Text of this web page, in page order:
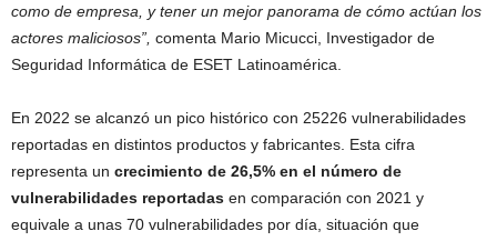
como de empresa, y tener un mejor panorama de cómo actúan los
actores maliciosos”, comenta Mario Micucci, Investigador de
Seguridad Informática de ESET Latinoamérica.
En 2022 se alcanzó un pico histórico con 25226 vulnerabilidades
reportadas en distintos productos y fabricantes. Esta cifra
representa un crecimiento de 26,5% en el número de
vulnerabilidades reportadas en comparación con 2021 y
equivale a unas 70 vulnerabilidades por día, situación que